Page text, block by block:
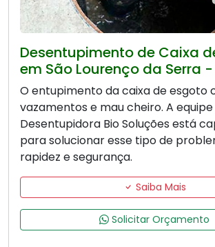
Desentupimento de Caixa
em São Lourenço da Serra -
O entupimento da caixa de esgoto
vazamentos e mau cheiro. A
Desentupidora Bio Soluções está
para solucionar esse tipo de
rapidez e segurança.
Saiba Mais
Solicitar Orçamento